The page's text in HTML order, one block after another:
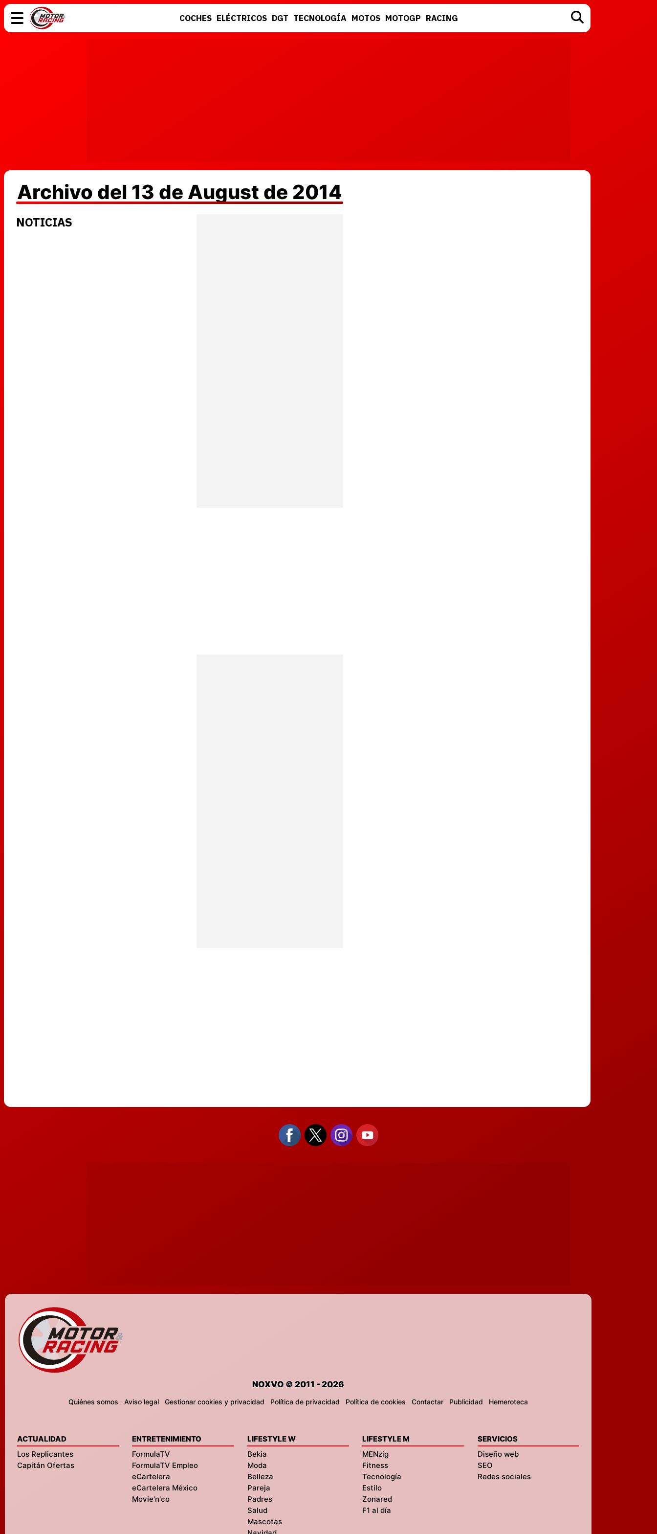
COCHES ELÉCTRICOS DGT TECNOLOGÍA MOTOS MOTOGP RACING
Archivo del 13 de August de 2014
NOTICIAS
NOXVO © 2011 - 2026
Quiénes somos Aviso legal Gestionar cookies y privacidad Política de privacidad Política de cookies Contactar Publicidad Hemeroteca
ACTUALIDAD
Los Replicantes
Capitán Ofertas
ENTRETENIMIENTO
FormulaTV
FormulaTV Empleo
eCartelera
eCartelera México
Movie'n'co
LIFESTYLE W
Bekia
Moda
Belleza
Pareja
Padres
Salud
Mascotas
LIFESTYLE M
MENzig
Fitness
Tecnología
Estilo
Zonared
F1 al día
SERVICIOS
Diseño web
SEO
Redes sociales